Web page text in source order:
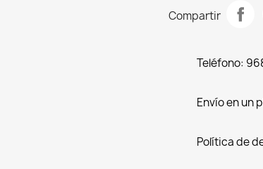
Compartir
Teléfono:
Envío en un
Política de